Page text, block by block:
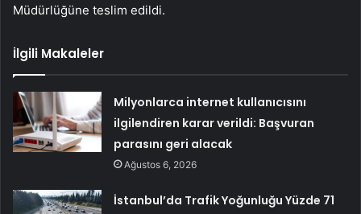
Müdürlüğüne teslim edildi.
İlgili Makaleler
Milyonlarca internet kullanıcısını
ilgilendiren karar verildi: Başvuran
parasını geri alacak
Ağustos 6, 2026
İstanbul’da Trafik Yoğunluğu Yüzde 71